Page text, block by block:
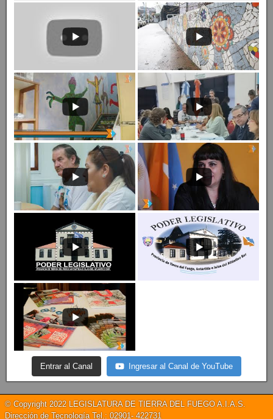
Entrar al Canal Ingresar al Canal de YouTube
© Copyright 2022 LEGISLATURA DE TIERRA DEL FUEGO A.I.A.S.
Dirección de Tecnología Tel.: 02901- 422731